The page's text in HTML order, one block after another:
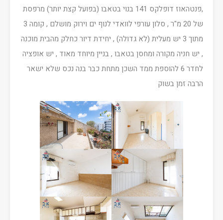
,פנטהאוז דופלקס 141 בנוי בטאבו (בפועל קצת יותר) מרפסת
של 20 מ"ר , סלון עורפי לוואדי לנוף ים וירוק מושלם , קומה 3
מתוך 3 יש מעלית (לא גדולה) , יחידת דיור כחלק מהבית מוכנה
, יש חניה מקורה ומחסן בטאבו , בניין מיוחד מאוד , יש אופציה
לחדר 6 להוספת ממד השכן מתחת כבר בנה נכס שלא ישאר
הרבה זמן בשוק